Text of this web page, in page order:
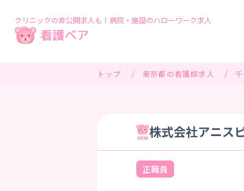
クリニックの非公開求人も！病院・施設のハローワーク求人
トップ 東京都の看護師求人
株式会社アニス
正職員